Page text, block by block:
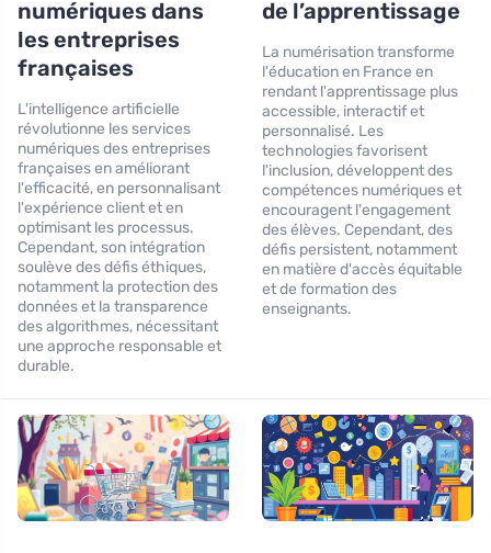
numériques dans
les entreprises
françaises
L'intelligence artificielle
révolutionne les services
numériques des entreprises
françaises en améliorant
l'efficacité, en personnalisant
l'expérience client et en
optimisant les processus.
Cependant, son intégration
soulève des défis éthiques,
notamment la protection des
données et la transparence
des algorithmes, nécessitant
une approche responsable et
durable.
de l’apprentissage
La numérisation transforme
l'éducation en France en
rendant l'apprentissage plus
accessible, interactif et
personnalisé. Les
technologies favorisent
l'inclusion, développent des
compétences numériques et
encouragent l'engagement
des élèves. Cependant, des
défis persistent, notamment
en matière d'accès équitable
et de formation des
enseignants.